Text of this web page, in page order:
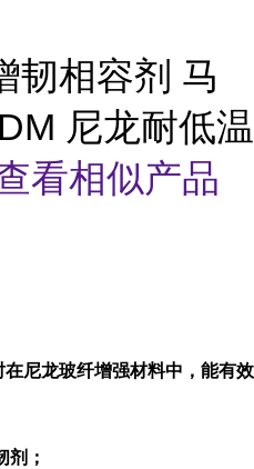
韧相容剂 马
尼龙耐低温
看相似产品
尼龙玻纤增强材料中，能有效
剂；